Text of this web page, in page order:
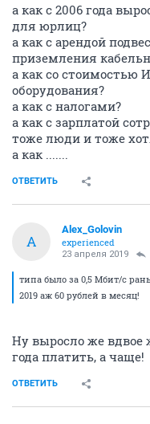
а как с 2006 года
для юрлиц?
а как с арендой
приземления
а как со
оборудования?
а как с налогами?
а как с зарплатой
тоже люди и тоже
а как .......
ОТВЕТИТЬ
A
Alex_Golovin
experienced
23 апреля 2019
типа было за 0,5 Мбит/с
2019 аж 60 рублей в месяц!
Ну выросло же вдвое
года платить, а чаще!
ОТВЕТИТЬ